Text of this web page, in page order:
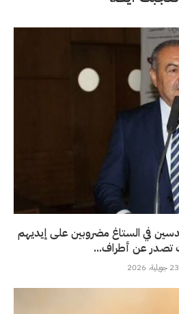
في الستاغ مضروبين على إيديهم
تصدر عن أطراف...
23 جويلية، 2026